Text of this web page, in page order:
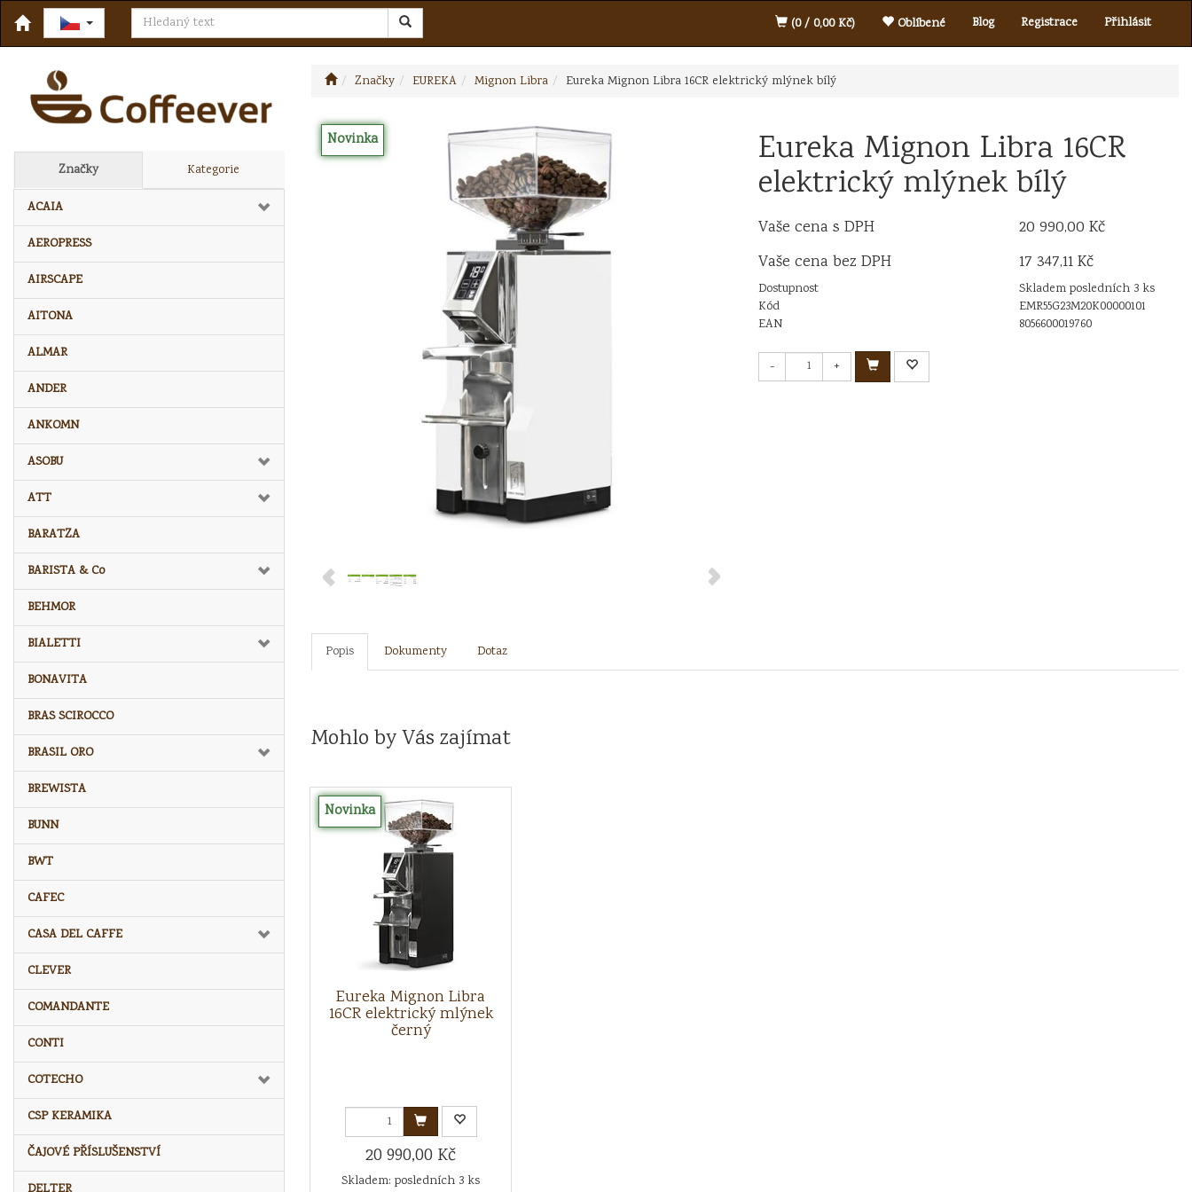
Blog Registrace Přihlásit
(0 / 0,00 Kč) Oblíbené
Značky Kategorie
ACAIA
AEROPRESS
AIRSCAPE
AITONA
ALMAR
ANDER
ANKOMN
ASOBU
ATT
BARATZA
BARISTA & Co
BEHMOR
BIALETTI
BONAVITA
BRAS SCIROCCO
BRASIL ORO
BREWISTA
BUNN
BWT
CAFEC
CASA DEL CAFFE
CLEVER
COMANDANTE
CONTI
COTECHO
CSP KERAMIKA
ČAJOVÉ PŘÍSLUŠENSTVÍ
Značky EUREKA Mignon Libra Eureka Mignon Libra 16CR elektrický mlýnek bílý
Novinka Eureka Mignon Libra 16CR
elektrický mlýnek bílý
Vaše cena s DPH
20 990,00 Kč
Vaše cena bez DPH
17 347,11 Kč
Dostupnost
Skladem posledních 3 ks
Kód
EMR55G23M20K00000101
EAN
8056600019760
- +
Popis Dokumenty Dotaz
Mohlo by Vás zajímat
Novinka
Eureka Mignon Libra
16CR elektrický mlýnek
černý
20 990,00 Kč
Skladem: posledních 3 ks